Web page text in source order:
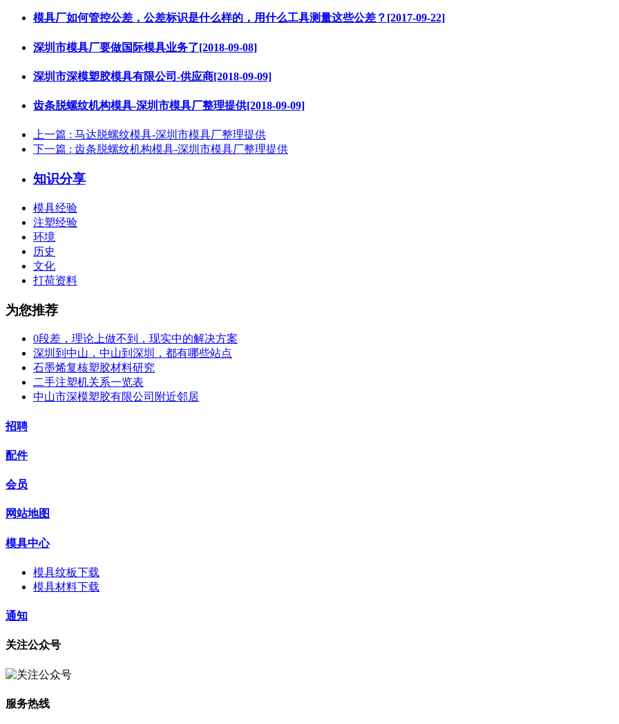
模具厂如何管控公差，公差标识是什么样的，用什么工具测量这些公差？[2017-09-22]
深圳市模具厂要做国际模具业务了[2018-09-08]
深圳市深模塑胶模具有限公司-供应商[2018-09-09]
齿条脱螺纹机构模具-深圳市模具厂整理提供[2018-09-09]
上一篇 : 马达脱螺纹模具-深圳市模具厂整理提供
下一篇 : 齿条脱螺纹机构模具-深圳市模具厂整理提供
知识分享
模具经验
注塑经验
环境
历史
文化
打荷资料
为您推荐
0段差，理论上做不到，现实中的解决方案
深圳到中山，中山到深圳，都有哪些站点
石墨烯复核塑胶材料研究
二手注塑机关系一览表
中山市深模塑胶有限公司附近邻居
招聘
配件
会员
网站地图
模具中心
模具纹板下载
模具材料下载
通知
关注公众号
服务热线